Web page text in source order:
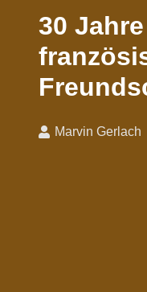
30
Marvin Gerlach